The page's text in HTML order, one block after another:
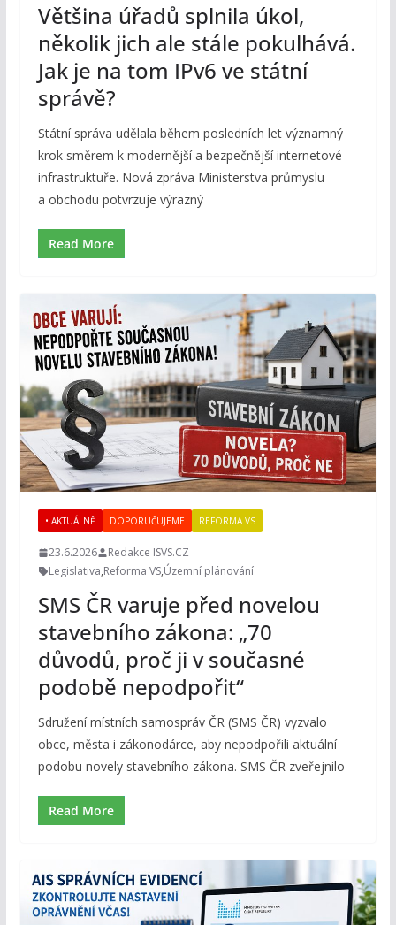
Většina úřadů splnila úkol,
několik jich ale stále pokulhává.
Jak je na tom IPv6 ve státní
správě?
Státní správa udělala během posledních let významný
krok směrem k modernější a bezpečnější internetové
infrastruktuře. Nová zpráva Ministerstva průmyslu
a obchodu potvrzuje výrazný
Read More
• AKTUÁLNĚ DOPORUČUJEME REFORMA VS
23.6.2026
Redakce ISVS.CZ
Legislativa,Reforma VS,Územní plánování
SMS ČR varuje před novelou
stavebního zákona: „70
důvodů, proč ji v současné
podobě nepodpořit“
Sdružení místních samospráv ČR (SMS ČR) vyzvalo
obce, města i zákonodárce, aby nepodpořili aktuální
podobu novely stavebního zákona. SMS ČR zveřejnilo
Read More